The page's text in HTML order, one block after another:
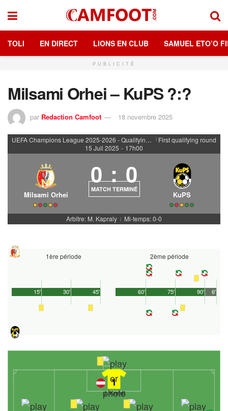
TOLI EN DIRECT LIONS EN CLUB SAMUEL ETO’O
PUBLICITÉ
Milsami Orhei – KuPS ?:?
par Redaction Camfoot 18 novembre 2025
| First qualifying round
15 Juil 2025 - 17h00
Milsami Orhei
0 : 0
MATCH TERMINÉ
KuPS
Arbitre: M. Kapraly | Mi-temps: 0-0
1ère période
45'
15' 30'
2ème période
90'
60' 75' 6'
1
J. Kreidl